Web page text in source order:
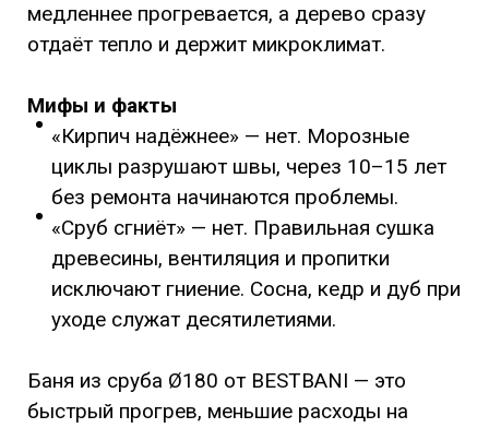
медленнее прогревается, а дерево сразу
отдаёт тепло и держит микроклимат.
Мифы и факты
«Кирпич надёжнее» — нет. Морозные
циклы разрушают швы, через 10–15 лет
без ремонта начинаются проблемы.
«Сруб сгниёт» — нет. Правильная сушка
древесины, вентиляция и пропитки
исключают гниение. Сосна, кедр и дуб при
уходе служат десятилетиями.
Баня из сруба Ø180 от BESTBANI — это
быстрый прогрев, меньшие расходы на